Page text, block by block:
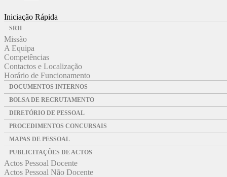
Iniciação Rápida
SRH
Missão
A Equipa
Competências
Contactos e Localização
Horário de Funcionamento
DOCUMENTOS INTERNOS
BOLSA DE RECRUTAMENTO
DIRETÓRIO DE PESSOAL
PROCEDIMENTOS CONCURSAIS
MAPAS DE PESSOAL
PUBLICITAÇÕES DE ACTOS
Actos Pessoal Docente
Actos Pessoal Não Docente